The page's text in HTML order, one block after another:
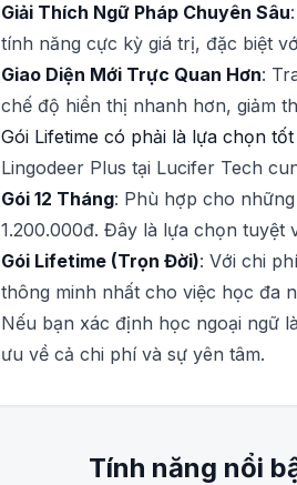
Giải Thích Ngữ Pháp Chuyên Sâu
tính năng cực kỳ giá trị, đặc biệt
Giao Diện Mới Trực Quan Hơn:
chế độ hiển thị nhanh hơn, giảm
Gói Lifetime có phải là lựa chọn
Lingodeer Plus tại Lucifer Tech
Gói 12 Tháng: Phù hợp cho
1.200.000đ. Đây là lựa chọn tuyệt
Gói Lifetime (Trọn Đời): Với chi
thông minh nhất cho việc học đa
Nếu bạn xác định học ngoại ngữ
ưu về cả chi phí và sự yên tâm.
Tính năng nổi